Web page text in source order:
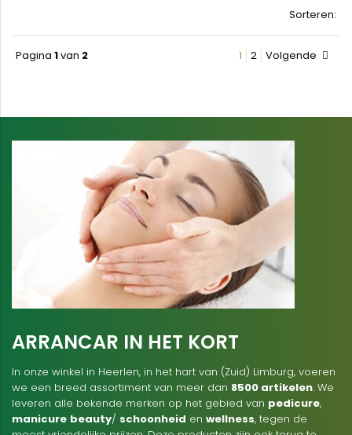
Sorteren:
Pagina 1van 2 1 2 Volgende
ARRANCAR IN HET KORT
In onze winkel in Heerlen, in het hart van (Zuid) Limburg, voeren
we een breed assortiment van meer dan 8500 artikelen. We
leveren alle bekende merken op het gebied van pedicure,
manicure beauty/ schoonheid en wellness, tegen de